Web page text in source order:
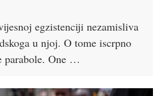
egzistenciji nezamisliva
u njoj. O tome iscrpno
parabole. One …